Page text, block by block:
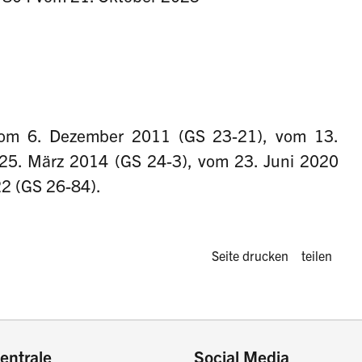
6. Dezember 2011 (GS 23-21), vom 13.
März 2014 (GS 24-3), vom 23. Juni 2020
(GS 26-84).
Diese Seite
Seite drucken teilen
Social Media